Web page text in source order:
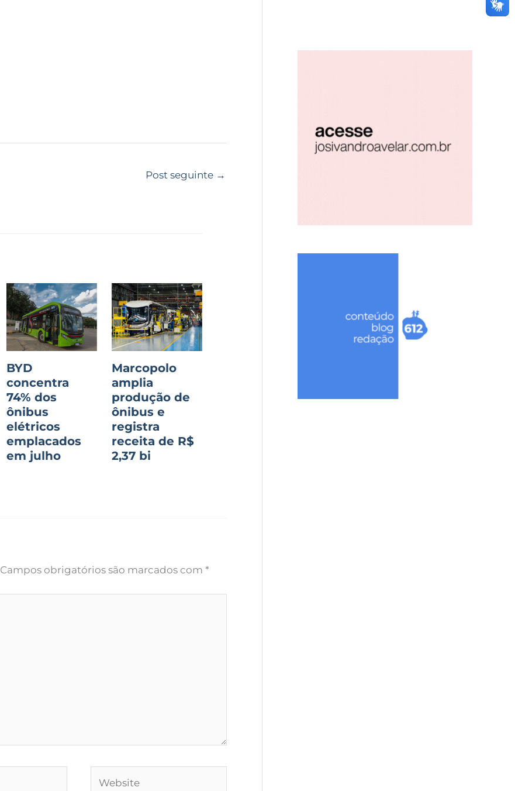
Post seguinte →
BYD
concentra
74% dos
ônibus
elétricos
emplacados
em julho
Marcopolo
amplia
produção de
ônibus e
registra
receita de R$
2,37 bi
Campos obrigatórios são marcados com *